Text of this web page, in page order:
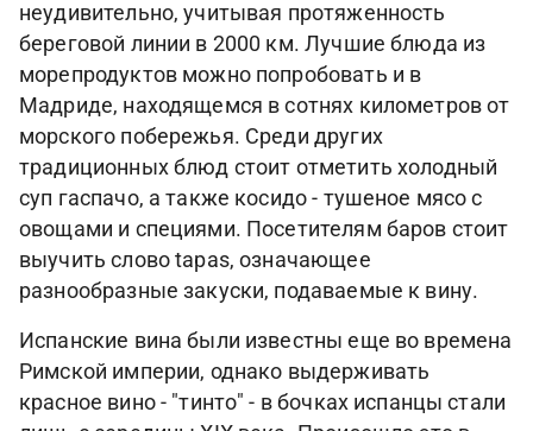
неудивительно, учитывая протяженность
береговой линии в 2000 км. Лучшие блюда из
морепродуктов можно попробовать и в
Мадриде, находящемся в сотнях километров от
морского побережья. Среди других
традиционных блюд стоит отметить холодный
суп гаспачо, а также косидо - тушеное мясо с
овощами и специями. Посетителям баров стоит
выучить слово tapas, означающее
разнообразные закуски, подаваемые к вину.
Испанские вина были известны еще во времена
Римской империи, однако выдерживать
красное вино - "тинто" - в бочках испанцы стали